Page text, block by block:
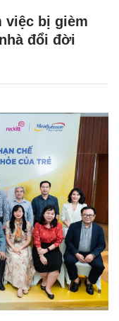
việc bị gièm
đổi đời